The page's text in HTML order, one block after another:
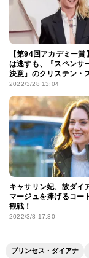
【第94回アカデミー
は逃すも、『スペンサ
決意』のクリステン・
に注目集まる！
2022/3/28 13:04
キャサリン妃、故ダイ
マージュを捧げるコー
観戦！
2022/3/8 17:30
プリンセス・ダイアナ